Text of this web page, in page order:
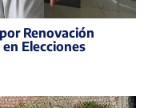
Renovación
Elecciones